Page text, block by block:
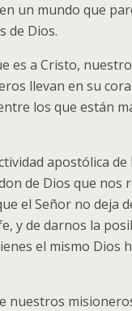
un mundo que
de Dios.
es a Cristo,
llevan en su
los que están
apostólica de
de Dios que nos
el Señor no deja
y de darnos la
el mismo Dios
nuestros